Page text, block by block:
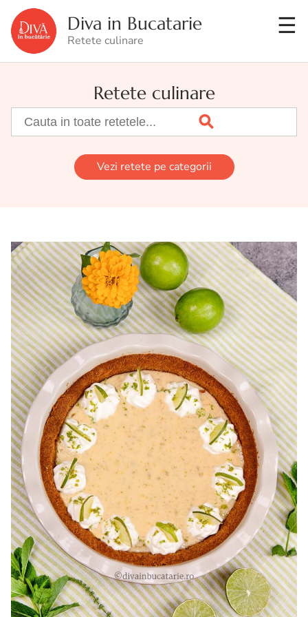
Diva in Bucatarie
Retete culinare
Retete culinare
Vezi retete pe categorii